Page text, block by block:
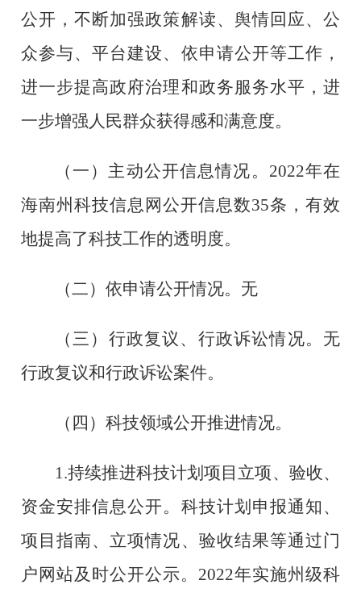
公开，不断加强政策解读、舆情回应、公
众参与、平台建设、依申请公开等工作，
进一步提高政府治理和政务服务水平，进
一步增强人民群众获得感和满意度。
（一）主动公开信息情况。 2022年在
海南州科技信息网公开信息数35条，有效
地提高了科技工作的透明度。
（二）依申请公开情况。 无
（三） 行政复议、行政诉讼情况。无
行政复议和行政诉讼案件。
（四）科技领域公开推进情况。
1.持续推进科技计划项目立项、验收、
资金安排信息公开。科技计划申报通知、
项目指南、立项情况、验收结果等通过门
户网站及时公开公示。 2022年实施州级科